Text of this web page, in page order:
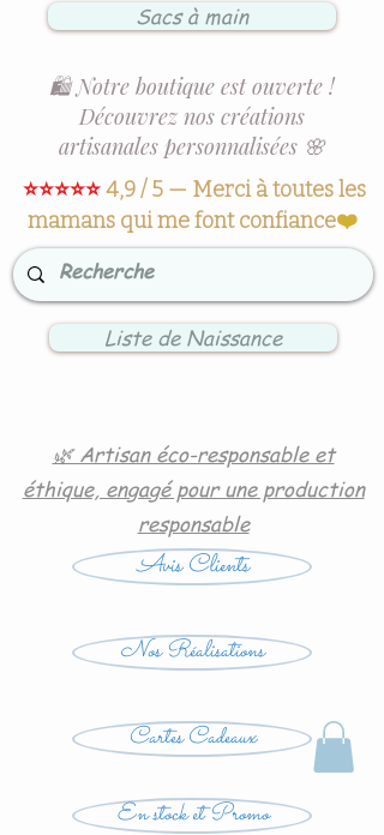
Sacs à main
🛍️ Notre boutique est ouverte !
Découvrez nos créations
artisanales personnalisées 🌸
⭐⭐⭐⭐⭐4,9 / 5 — Merci à toutes les
mamans qui me font confiance❤️
Liste de Naissance
🌿 Artisan éco-responsable et
éthique, engagé pour une production
responsable
Avis Clients
Nos Réalisations
Cartes Cadeaux
En stock et Promo